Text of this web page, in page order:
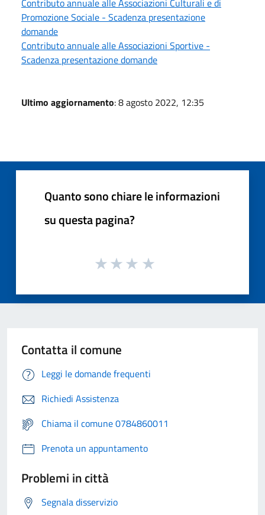
Promozione Sociale - Scadenza presentazione
domande
Contributo annuale alle Associazioni Sportive -
Scadenza presentazione domande
Ultimo aggiornamento: 8 agosto 2022, 12:35
Quanto sono chiare le informazioni
su questa pagina?
Contatta il comune
Leggi le domande frequenti
Richiedi Assistenza
Chiama il comune 0784860011
Prenota un appuntamento
Problemi in città
Segnala disservizio